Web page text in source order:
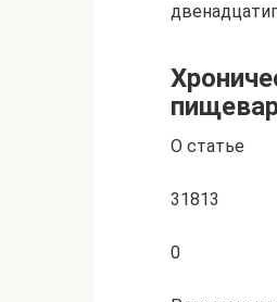
О статье
31813
0